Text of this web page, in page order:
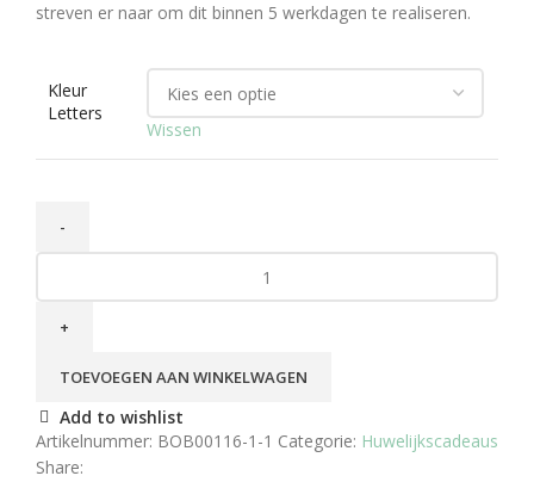
streven er naar om dit binnen 5 werkdagen te realiseren.
Kleur
Letters
Wissen
TOEVOEGEN AAN WINKELWAGEN
Add to wishlist
Artikelnummer: BOB00116-1-1 Categorie: Huwelijkscadeaus
Share: